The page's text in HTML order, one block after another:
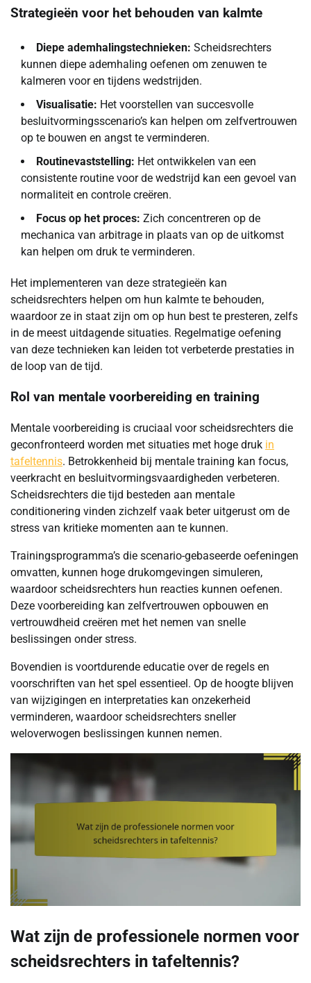
Strategieën voor het behouden van kalmte
Diepe ademhalingstechnieken: Scheidsrechters
kunnen diepe ademhaling oefenen om zenuwen te
kalmeren voor en tijdens wedstrijden.
Visualisatie: Het voorstellen van succesvolle
besluitvormingsscenario’s kan helpen om zelfvertrouwen
op te bouwen en angst te verminderen.
Routinevaststelling: Het ontwikkelen van een
consistente routine voor de wedstrijd kan een gevoel van
normaliteit en controle creëren.
Focus op het proces: Zich concentreren op de
mechanica van arbitrage in plaats van op de uitkomst
kan helpen om druk te verminderen.
Het implementeren van deze strategieën kan
scheidsrechters helpen om hun kalmte te behouden,
waardoor ze in staat zijn om op hun best te presteren, zelfs
in de meest uitdagende situaties. Regelmatige oefening
van deze technieken kan leiden tot verbeterde prestaties in
de loop van de tijd.
Rol van mentale voorbereiding en training
Mentale voorbereiding is cruciaal voor scheidsrechters die
geconfronteerd worden met situaties met hoge druk in
tafeltennis. Betrokkenheid bij mentale training kan focus,
veerkracht en besluitvormingsvaardigheden verbeteren.
Scheidsrechters die tijd besteden aan mentale
conditionering vinden zichzelf vaak beter uitgerust om de
stress van kritieke momenten aan te kunnen.
Trainingsprogramma’s die scenario-gebaseerde oefeningen
omvatten, kunnen hoge drukomgevingen simuleren,
waardoor scheidsrechters hun reacties kunnen oefenen.
Deze voorbereiding kan zelfvertrouwen opbouwen en
vertrouwdheid creëren met het nemen van snelle
beslissingen onder stress.
Bovendien is voortdurende educatie over de regels en
voorschriften van het spel essentieel. Op de hoogte blijven
van wijzigingen en interpretaties kan onzekerheid
verminderen, waardoor scheidsrechters sneller
weloverwogen beslissingen kunnen nemen.
Wat zijn de professionele normen voor
scheidsrechters in tafeltennis?